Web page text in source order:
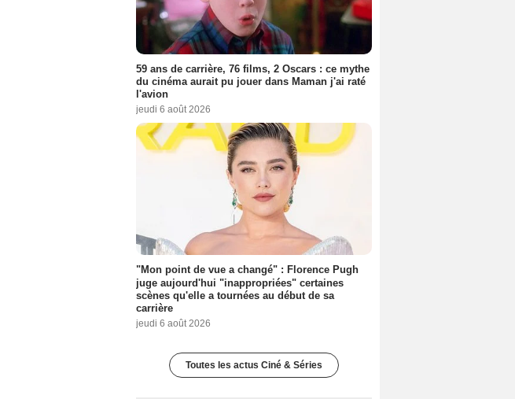
59 ans de carrière, 76 films, 2 Oscars : ce mythe
du cinéma aurait pu jouer dans Maman j'ai raté
l'avion
jeudi 6 août 2026
"Mon point de vue a changé" : Florence Pugh
juge aujourd'hui "inappropriées" certaines
scènes qu'elle a tournées au début de sa
carrière
jeudi 6 août 2026
Toutes les actus Ciné & Séries